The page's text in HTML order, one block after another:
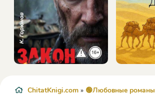
ChitatKnigi.com » 🟢Любовные романы